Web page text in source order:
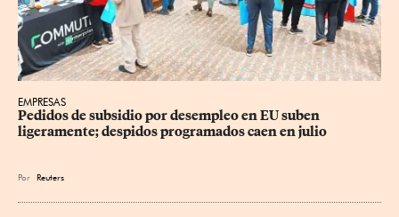
EMPRESAS
Pedidos de subsidio por desempleo en EU suben
ligeramente; despidos programados caen en julio
Por Reuters